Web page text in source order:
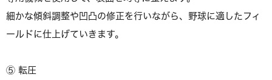
細かな傾斜調整や凹凸の修正を行いながら、野球に適したフィ
ールドに仕上げていきます。
⑤ 転圧